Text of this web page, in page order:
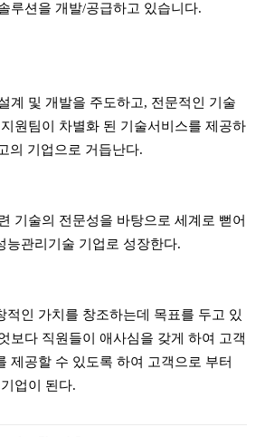
루션을 개발/공급하고 있습니다.
계 및 개발을 주도하고, 전문적인 기술
원팀이 차별화 된 기술서비스를 제공하
의 기업으로 거듭난다.
기술의 전문성을 바탕으로 세계로 뻗어
능관리기술 기업로 성장한다.
적인 가치를 창조하는데 목표를 두고 있
보다 직원들이 애사심을 갖게 하여 고객
제공할 수 있도록 하여 고객으로 부터
업이 된다.